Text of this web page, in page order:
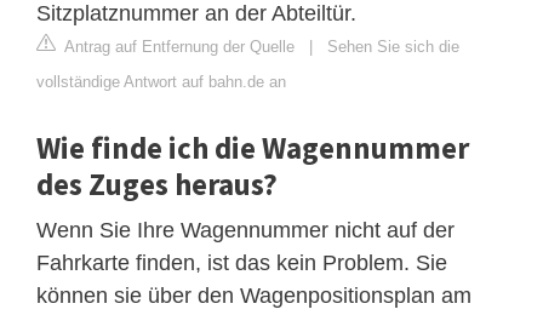
Sitzplatznummer an der Abteiltür.
Antrag auf Entfernung der Quelle
Sehen Sie sich die
vollständige Antwort auf bahn.de an
Wie finde ich die Wagennummer
des Zuges heraus?
Wenn Sie Ihre Wagennummer nicht auf der
Fahrkarte finden, ist das kein Problem. Sie
können sie über den Wagenpositionsplan am